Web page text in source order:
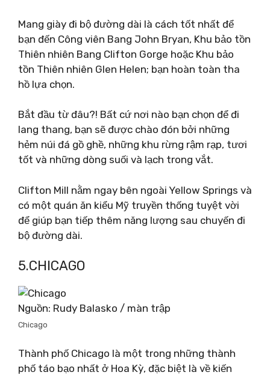
Mang giày đi bộ đường dài là cách tốt nhất để
bạn đến Công viên Bang John Bryan, Khu bảo tồn
Thiên nhiên Bang Clifton Gorge hoặc Khu bảo
tồn Thiên nhiên Glen Helen; bạn hoàn toàn tha
hồ lựa chọn.
Bắt đầu từ đâu?! Bất cứ nơi nào bạn chọn để đi
lang thang, bạn sẽ được chào đón bởi những
hẻm núi đá gồ ghề, những khu rừng rậm rạp, tươi
tốt và những dòng suối và lạch trong vắt.
Clifton Mill nằm ngay bên ngoài Yellow Springs và
có một quán ăn kiểu Mỹ truyền thống tuyệt vời
để giúp bạn tiếp thêm năng lượng sau chuyến đi
bộ đường dài.
5.CHICAGO
Nguồn: Rudy Balasko / màn trập
Chicago
Thành phố Chicago là một trong những thành
phố táo bạo nhất ở Hoa Kỳ, đặc biệt là về kiến ​​